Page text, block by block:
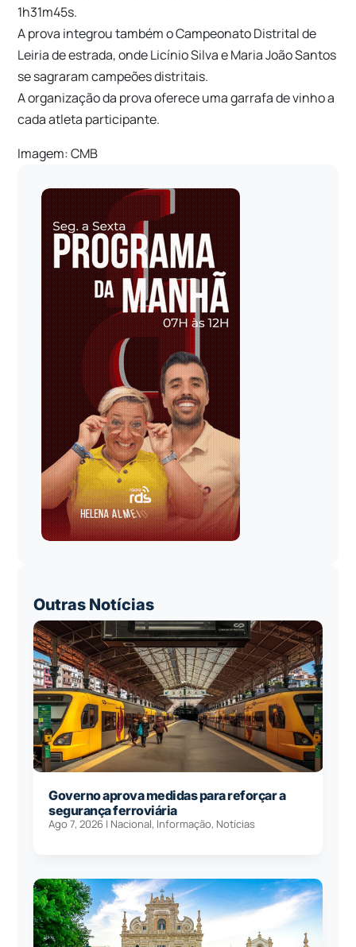
1h31m45s.
A prova integrou também o Campeonato Distrital de
Leiria de estrada, onde Licínio Silva e Maria João Santos
se sagraram campeões distritais.
A organização da prova oferece uma garrafa de vinho a
cada atleta participante.
Imagem: CMB
Outras Notícias
Governo aprova medidas para reforçar a
segurança ferroviária
Ago 7, 2026 | Nacional, Informação, Notícias